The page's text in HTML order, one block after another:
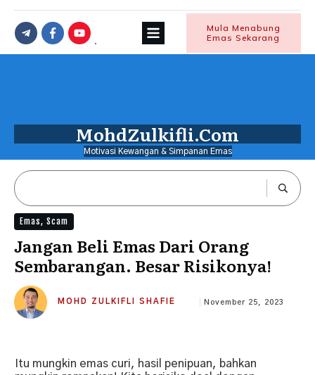
Mula Menabung
Emas Sekarang
MohdZulkifli.Com
Motivasi Kewangan & Simpanan Emas
Emas, Scam
Jangan Beli Emas Dari Orang
Sembarangan. Besar Risikonya!
MOHD ZULKIFLI SHAFIE November 25, 2023
Itu mungkin emas curi, hasil penipuan, bahkan